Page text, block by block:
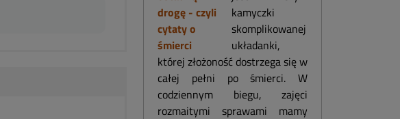
kamyczki
skomplikowanej
układanki,
której złożoność dostrzega się w
całej pełni po śmierci. W
codziennym biegu, zajęci
rozmaitymi sprawami mamy